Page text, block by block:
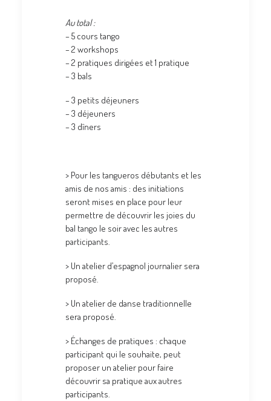
Au total :
– 5 cours tango
– 2 workshops
– 2 pratiques dirigées et 1 pratique
– 3 bals
– 3 petits déjeuners
– 3 déjeuners
– 3 dîners
> Pour les tangueros débutants et les
amis de nos amis : des initiations
seront mises en place pour leur
permettre de découvrir les joies du
bal tango le soir avec les autres
participants.
> Un atelier d’espagnol journalier sera
proposé.
> Un atelier de danse traditionnelle
sera proposé.
> Échanges de pratiques : chaque
participant qui le souhaite, peut
proposer un atelier pour faire
découvrir sa pratique aux autres
participants.